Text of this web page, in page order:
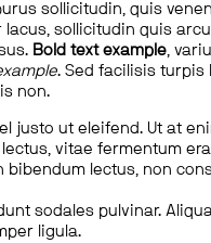
sollicitudin, quis
lacus, sollicitudin quis
Bold text example,
. Sed facilisis turpis
non.
justo ut eleifend. Ut at
vitae fermentum
bibendum lectus, non
sodales pulvinar.
ligula.